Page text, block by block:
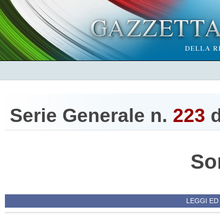
Serie Generale n. 223
LEGGI